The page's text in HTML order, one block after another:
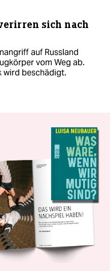
sich nach
auf Russland
vom Weg ab.
wird beschädigt.